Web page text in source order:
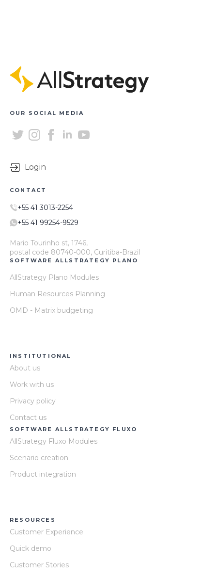
OUR SOCIAL MEDIA
Login
CONTACT
+55 41 3013-2254
+55 41 99254-9529
Mario Tourinho st, 1746,
postal code 80740-000, Curitiba-Brazil
SOFTWARE ALLSTRATEGY PLANO
AllStrategy Plano Modules
Human Resources Planning
OMD - Matrix budgeting
INSTITUTIONAL
About us
Work with us
Privacy policy
Contact us
SOFTWARE ALLSTRATEGY FLUXO
AllStrategy Fluxo Modules
Scenario creation
Product integration
RESOURCES
Customer Experience
Quick demo
Customer Stories